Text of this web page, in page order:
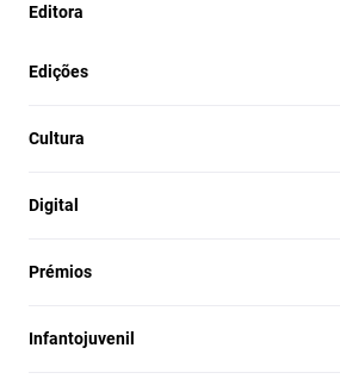
Editora
Edições
Cultura
Digital
Prémios
Infantojuvenil